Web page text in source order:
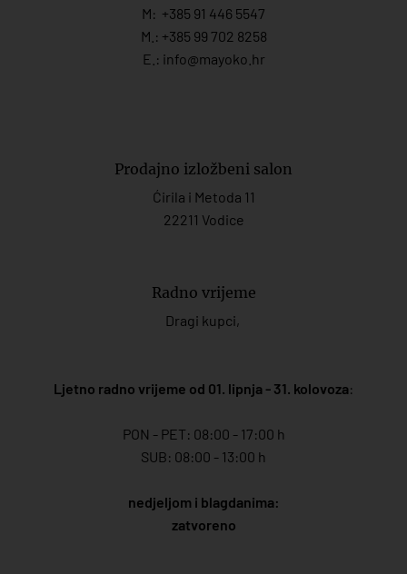
M: +385 91 446 5547
M.: +385 99 702 8258
E.: info@mayoko. hr
Prodajno izložbeni salon
Ćirila i Metoda 11
22211 Vodice
Radno vrijeme
Dragi kupci,
Ljetno radno vrijeme od 01. lipnja - 31. kolovoza:
PON - PET: 08:00 - 17:00 h
SUB: 08:00 - 13:00 h
nedjeljom i blagdanima:
zatvoreno